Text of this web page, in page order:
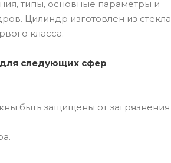
типы, основные параметры и
Цилиндр изготовлен из стекла
класса.
для следующих сфер
быть защищены от загрязнения